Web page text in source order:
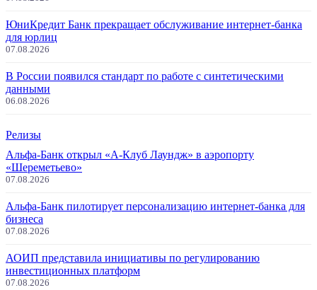
ЮниКредит Банк прекращает обслуживание интернет-банка
для юрлиц
07.08.2026
В России появился стандарт по работе с синтетическими
данными
06.08.2026
Релизы
Альфа-Банк открыл «А-Клуб Лаундж» в аэропорту
«Шереметьево»
07.08.2026
Альфа-Банк пилотирует персонализацию интернет-банка для
бизнеса
07.08.2026
АОИП представила инициативы по регулированию
инвестиционных платформ
07.08.2026